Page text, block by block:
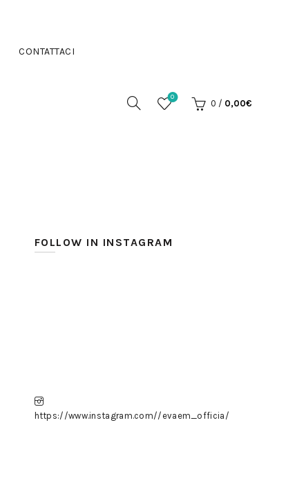
CONTATTACI
0
0 / 0,00€
FOLLOW IN INSTAGRAM
https://www.instagram.com//evaem_officia/